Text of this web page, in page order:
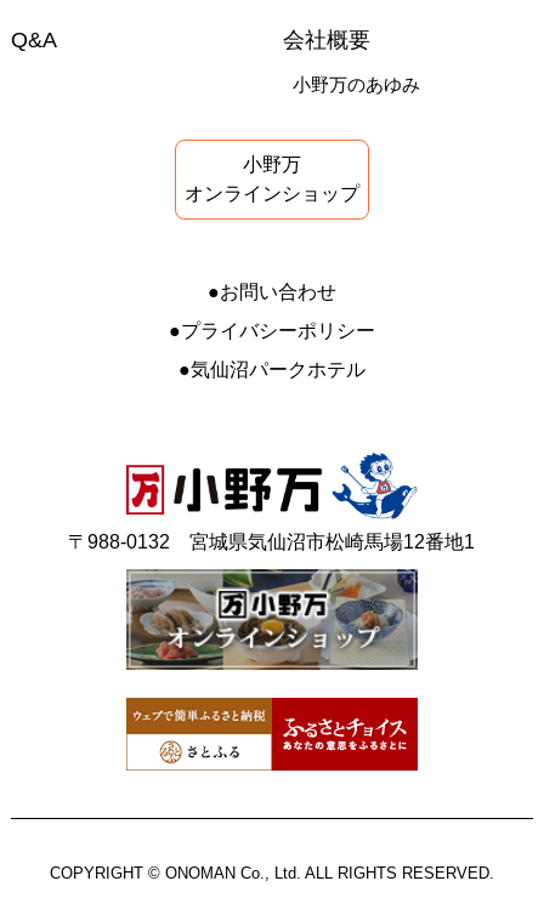
Q&A 会社概要
小野万のあゆみ
小野万
オンラインショップ
お問い合わせ
プライバシーポリシー
気仙沼パークホテル
〒988-0132 宮城県気仙沼市松崎馬場12番地1
COPYRIGHT © ONOMAN Co., Ltd. ALL RIGHTS RESERVED.